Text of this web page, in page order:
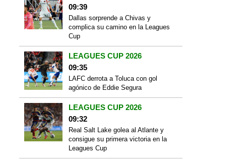
09:39
Dallas sorprende a Chivas y
complica su camino en la Leagues
Cup
LEAGUES CUP 2026
09:35
LAFC derrota a Toluca con gol
agónico de Eddie Segura
LEAGUES CUP 2026
09:32
Real Salt Lake golea al Atlante y
consigue su primera victoria en la
Leagues Cup